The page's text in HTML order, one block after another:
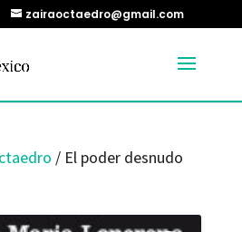
zairaoctaedro@gmail.com
/ El poder desnudo